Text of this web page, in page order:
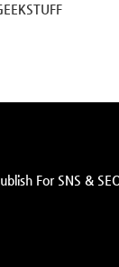
For SNS &